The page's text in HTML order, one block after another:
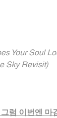
Your Soul
Sky Revisit)
럼 이번엔 마